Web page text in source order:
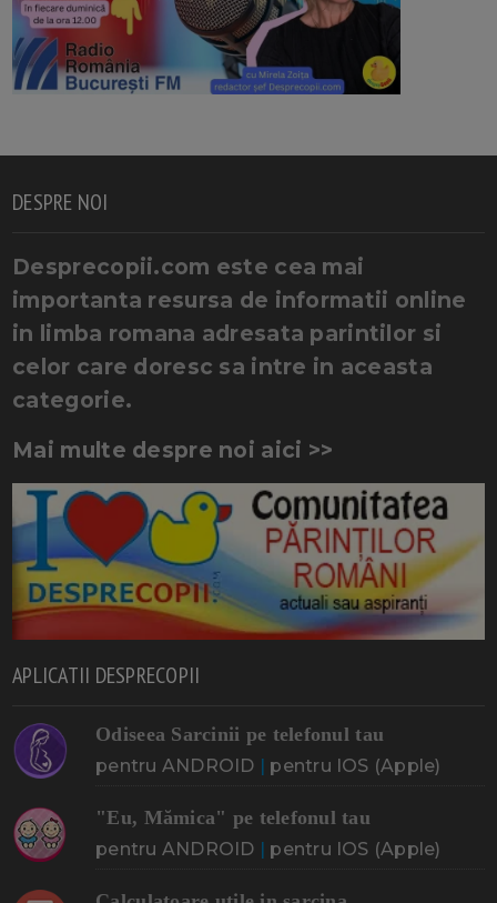
DESPRE NOI
Desprecopii.com este cea mai
importanta resursa de informatii online
in limba romana adresata parintilor si
celor care doresc sa intre in aceasta
categorie.
Mai multe despre noi aici >>
APLICATII DESPRECOPII
Odiseea Sarcinii pe telefonul tau
pentru ANDROID | pentru IOS (Apple)
"Eu, Mămica" pe telefonul tau
pentru ANDROID | pentru IOS (Apple)